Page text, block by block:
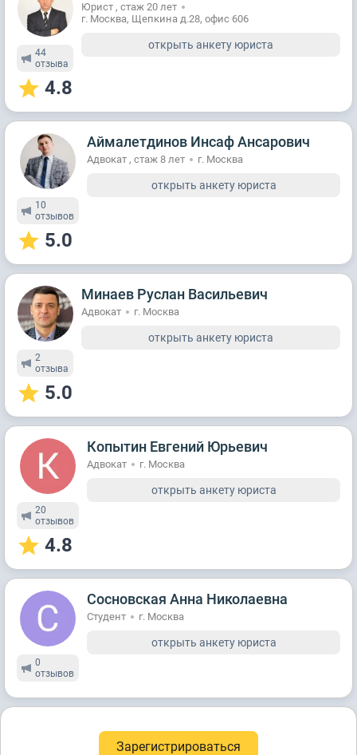
44
отзывa
4.8
Юрист , стаж 20 лет
г. Москва, Щепкина д.28, офис 606
открыть анкету юриста
10
отзывов
5.0
Аймалетдинов Инсаф Ансарович
Адвокат , стаж 8 лет г. Москва
открыть анкету юриста
2
отзывa
5.0
Минаев Руслан Васильевич
Адвокат г. Москва
открыть анкету юриста
20
отзывов
4.8
Копытин Евгений Юрьевич
Адвокат г. Москва
открыть анкету юриста
0
отзывов
Сосновская Анна Николаевна
Студент г. Москва
открыть анкету юриста
Зарегистрироваться